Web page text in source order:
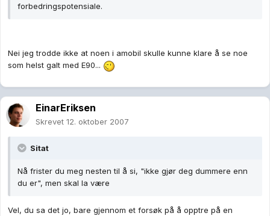
forbedringspotensiale.
Nei jeg trodde ikke at noen i amobil skulle kunne klare å se noe
som helst galt med E90...
EinarEriksen
Skrevet 12. oktober 2007
Sitat
Nå frister du meg nesten til å si, "ikke gjør deg dummere enn
du er", men skal la være
Vel, du sa det jo, bare gjennom et forsøk på å opptre på en